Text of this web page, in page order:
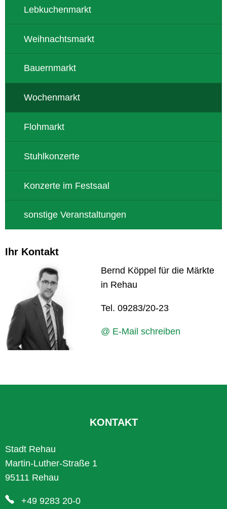
Lebkuchenmarkt
Weihnachtsmarkt
Bauernmarkt
Wochenmarkt
Flohmarkt
Stuhlkonzerte
Konzerte im Festsaal
sonstige Veranstaltungen
Ihr Kontakt
Bernd Köppel für die Märkte
in Rehau
Tel. 09283/20-23
@ E-Mail schreiben
KONTAKT
Stadt Rehau
Martin-Luther-Straße 1
95111 Rehau
+49 9283 20-0